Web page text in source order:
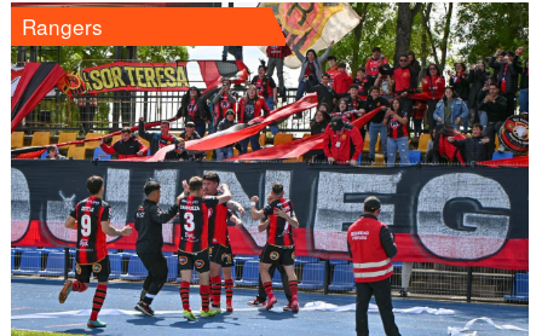
Rangers